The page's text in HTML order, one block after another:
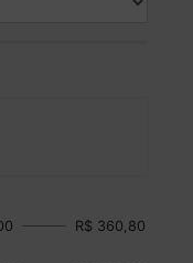
R$ 360,80